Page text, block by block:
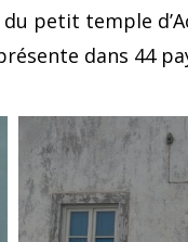
petit temple
dans 44